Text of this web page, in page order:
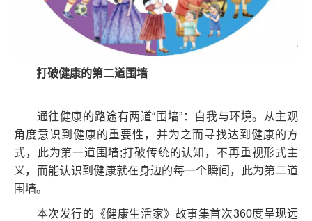
打破健康的第二道围墙
通往健康的路途有两道“围墙”：自我与环境。从主观
角度意识到健康的重要性，并为之而寻找达到健康的方
式，此为第一道围墙;打破传统的认知，不再重视形式主
义，而能认识到健康就在身边的每一个瞬间，此为第二道
围墙。
本次发行的《健康生活家》故事集首次360度呈现远